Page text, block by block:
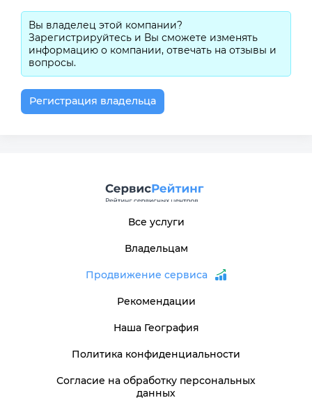
Вы владелец этой компании?
Зарегистрируйтесь и Вы сможете изменять
информацию о компании, отвечать на отзывы и
вопросы.
Регистрация владельца
Все услуги
Владельцам
Продвижение сервиса
Рекомендации
Наша География
Политика конфиденциальности
Согласие на обработку персональных
данных